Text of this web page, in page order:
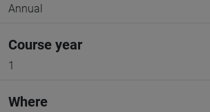
Annual
Course year
1
Where